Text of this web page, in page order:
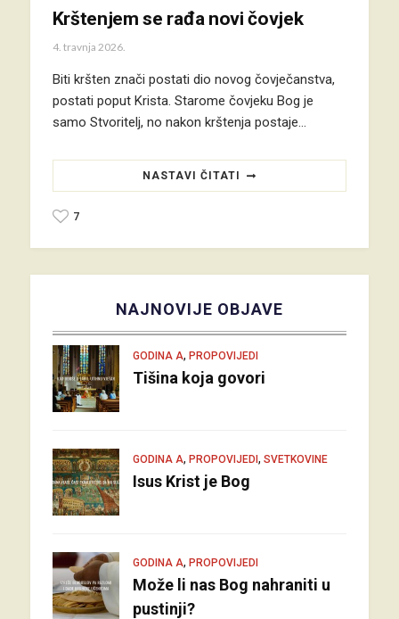
Krštenjem se rađa novi čovjek
4. travnja 2026.
Biti kršten znači postati dio novog čovječanstva,
postati poput Krista. Starome čovjeku Bog je
samo Stvoritelj, no nakon krštenja postaje…
NASTAVI ČITATI
7
NAJNOVIJE OBJAVE
GODINA A, PROPOVIJEDI
Tišina koja govori
GODINA A, PROPOVIJEDI, SVETKOVINE
Isus Krist je Bog
GODINA A, PROPOVIJEDI
Može li nas Bog nahraniti u
pustinji?